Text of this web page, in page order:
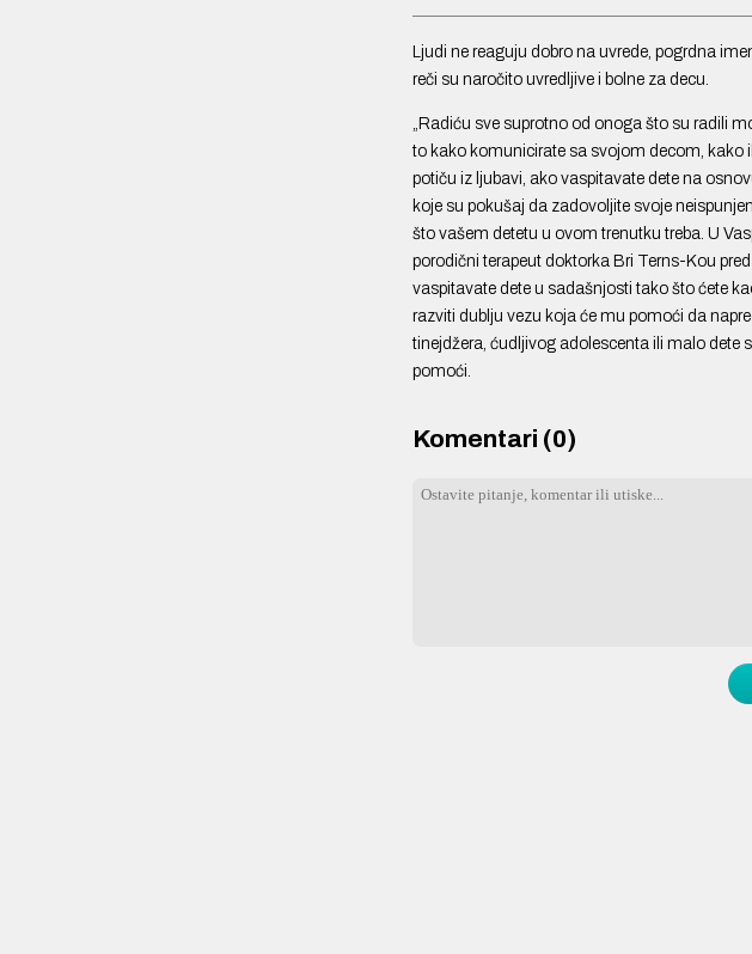
Ljudi ne reaguju dobro na uvrede, pogrdna
reči su naročito uvredljive i bolne za decu.
„Radiću sve suprotno od onoga što su radili
to kako komunicirate sa svojom decom, kako
potiču iz ljubavi, ako vaspitavate dete na
koje su pokušaj da zadovoljite svoje
što vašem detetu u ovom trenutku treba. U
porodični terapeut doktorka Bri Terns-Kou
vaspitavate dete u sadašnjosti tako što ćete
razviti dublju vezu koja će mu pomoći da
tinejdžera, ćudljivog adolescenta ili malo dete
pomoći.
Komentari (0)